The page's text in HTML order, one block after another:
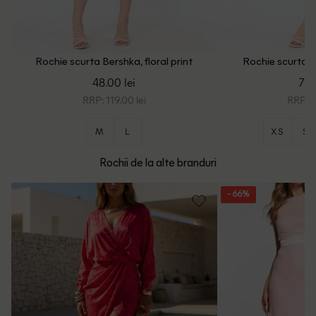
Rochie scurta Bershka, floral print
48.00 lei
RRP: 119.00 lei
M L
Rochie scurta
RRP:
XS S
Rochii de la alte branduri
- 66%